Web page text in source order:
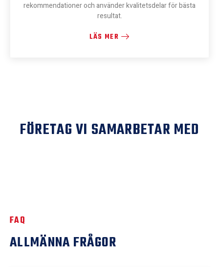
rekommendationer och använder kvalitetsdelar för bästa
resultat.
LÄS MER
FÖRETAG VI SAMARBETAR MED
FAQ
ALLMÄNNA FRÅGOR